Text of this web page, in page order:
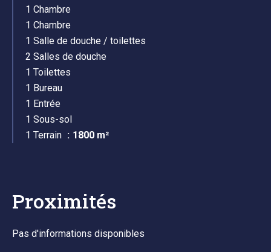
1 Chambre
1 Chambre
1 Salle de douche / toilettes
2 Salles de douche
1 Toilettes
1 Bureau
1 Entrée
1 Sous-sol
1 Terrain
1800 m²
Proximités
Pas d'informations disponibles